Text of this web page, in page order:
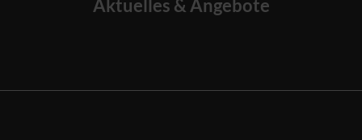
Aktuelles & Angebote